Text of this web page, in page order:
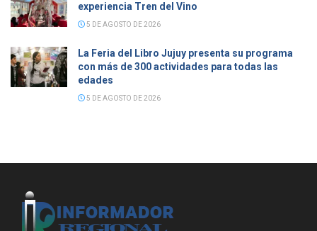
experiencia Tren del Vino
5 DE AGOSTO DE 2026
La Feria del Libro Jujuy presenta su programa
con más de 300 actividades para todas las
edades
5 DE AGOSTO DE 2026